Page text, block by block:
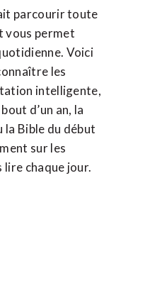
parcourir toute
vous permet
Voici
les
intelligente,
d’un an, la
Bible du début
sur les
lire chaque jour.